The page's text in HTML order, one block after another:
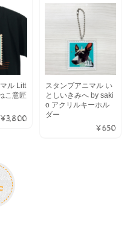
ル Litt
こ意匠
¥3,800
スタンプアニマル い
としいきみへ by saki
o アクリルキーホル
ダー
¥650